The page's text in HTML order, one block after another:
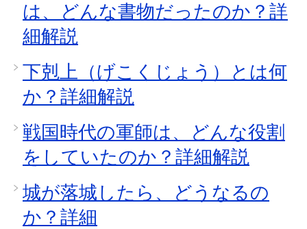
は、どんな書物だったのか？詳
細解説
下剋上（げこくじょう）とは何
か？詳細解説
戦国時代の軍師は、どんな役割
をしていたのか？詳細解説
城が落城したら、どうなるの
か？詳細